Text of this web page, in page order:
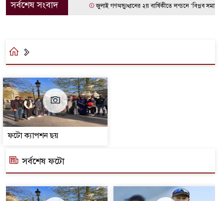
সর্বশেষ সংবাদ জুলাই গণঅভ্যুত্থানের ২য় বার্ষিকীতে লন্ডনে ‘বিপ্লব সমাবেশ’
ফটো ক্যাপশন ছয়
সর্বশেষ ফটো